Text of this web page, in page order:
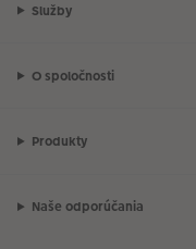
Služby
O spoločnosti
Produkty
Naše odporúčania